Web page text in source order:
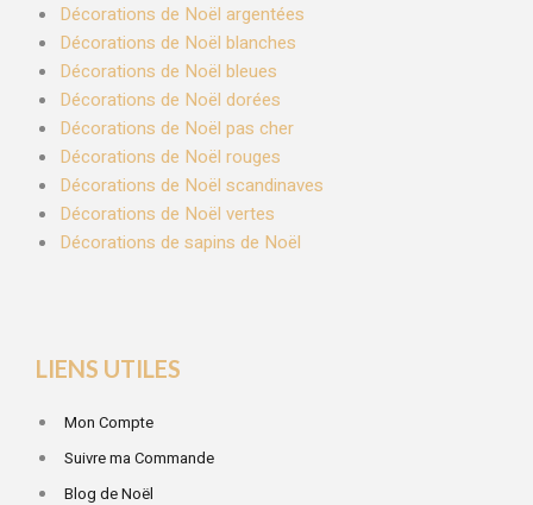
Décorations de Noël argentées
Décorations de Noël blanches
Décorations de Noël bleues
Décorations de Noël dorées
Décorations de Noël pas cher
Décorations de Noël rouges
Décorations de Noël scandinaves
Décorations de Noël vertes
Décorations de sapins de Noël
LIENS UTILES
Mon Compte
Suivre ma Commande
Blog de Noël